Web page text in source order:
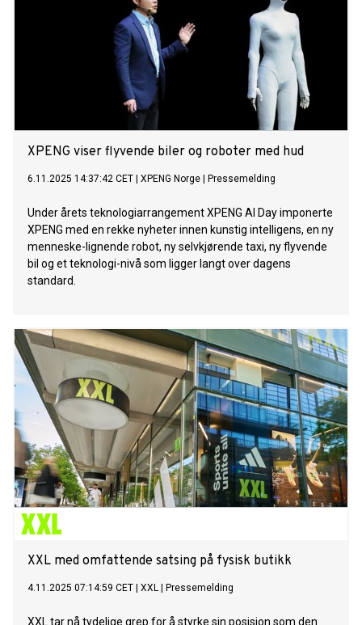
XPENG viser flyvende biler og roboter med hud
6.11.2025 14:37:42 CET XPENG Norge Pressemelding
Under årets teknologiarrangement XPENG AI Day imponerte
XPENG med en rekke nyheter innen kunstig intelligens, en ny
menneske-lignende robot, ny selvkjørende taxi, ny flyvende
bil og et teknologi-nivå som ligger langt over dagens
standard.
XXL med omfattende satsing på fysisk butikk
4.11.2025 07:14:59 CET XXL Pressemelding
XXL tar nå tydelige grep for å styrke sin posisjon som den